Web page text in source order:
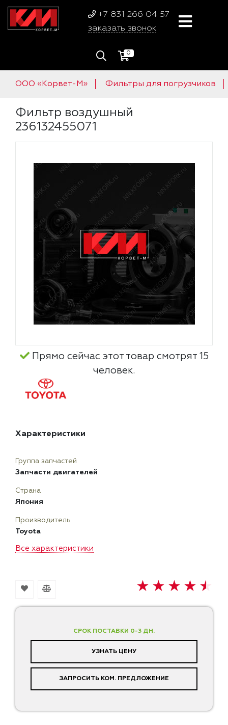
+7 831 266 04 57
заказать звонок
0
ООО «Корвет-М» Фильтры для погрузчиков
Фильтр воздушный
236132455071
СРОК ПОСТАВКИ 0-3 ДН.
УЗНАТЬ ЦЕНУ
ЗАПРОСИТЬ КОМ. ПРЕДЛОЖЕНИЕ
Прямо сейчас этот товар смотрят 15
человек.
Характеристики
Все характеристики
Группа запчастей
Запчасти двигателей
Страна
Япония
Производитель
Toyota